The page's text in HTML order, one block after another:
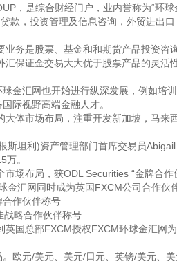
，是综合财经门户，业内誉称为“环
款，投资管理及信息咨询，外贸进出口
务是股票、基金和和期货产品投资咨询
汇保证金交易大大优于股票产品的灵
金汇网也开始进行纵深发展，例如培
际视野高端金融人才。
体市场布局，注重开发新加坡，马
坦利)资产管理部门首席交易员
。
场布局，获ODL Securities “金牌合作
金汇网同时成为英国FXCM公司合作
作伙伴称号
战略合作伙伴称号
国总部FXCM授权FXCM环球金汇网为
欧元/美元、美元/日元、英镑/美元、